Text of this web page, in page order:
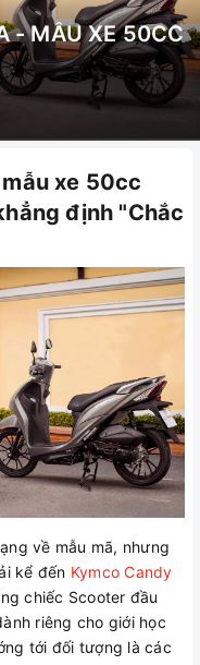
- MẪU XE 50CC
xe 50cc
định "Chắc
về mẫu mã, nhưng
kể đến Kymco Candy
chiếc Scooter đầu
riêng cho giới học
tới đối tượng là các